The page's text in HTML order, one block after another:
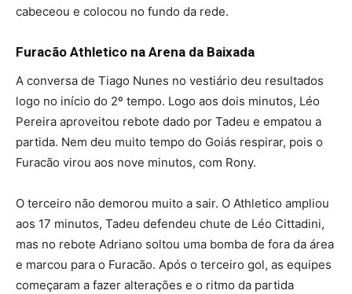
cabeceou e colocou no fundo da rede.
Furacão Athletico na Arena da Baixada
A conversa de Tiago Nunes no vestiário deu resultados
logo no início do 2º tempo. Logo aos dois minutos, Léo
Pereira aproveitou rebote dado por Tadeu e empatou a
partida. Nem deu muito tempo do Goiás respirar, pois o
Furacão virou aos nove minutos, com Rony.
O terceiro não demorou muito a sair. O Athletico ampliou
aos 17 minutos, Tadeu defendeu chute de Léo Cittadini,
mas no rebote Adriano soltou uma bomba de fora da área
e marcou para o Furacão. Após o terceiro gol, as equipes
começaram a fazer alterações e o ritmo da partida